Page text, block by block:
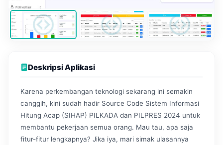
Deskripsi Aplikasi
Karena perkembangan teknologi sekarang ini semakin
canggih, kini sudah hadir Source Code Sistem Informasi
Hitung Acap (SIHAP) PILKADA dan PILPRES 2024 untuk
membantu pekerjaan semua orang. Mau tau, apa saja
fitur-fitur lengkapnya? Jika iya, mari simak ulasannya